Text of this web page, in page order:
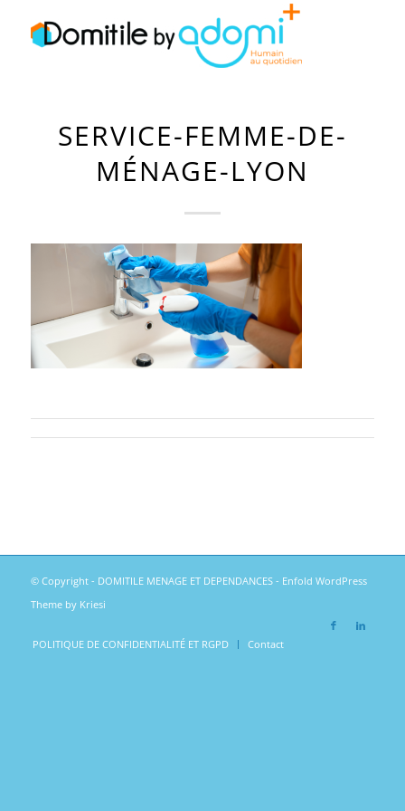
SERVICE-FEMME-DE-
MÉNAGE-LYON
© Copyright - DOMITILE MENAGE ET DEPENDANCES- Enfold WordPress
Theme by Kriesi
POLITIQUE DE CONFIDENTIALITÉ ET RGPD Contact